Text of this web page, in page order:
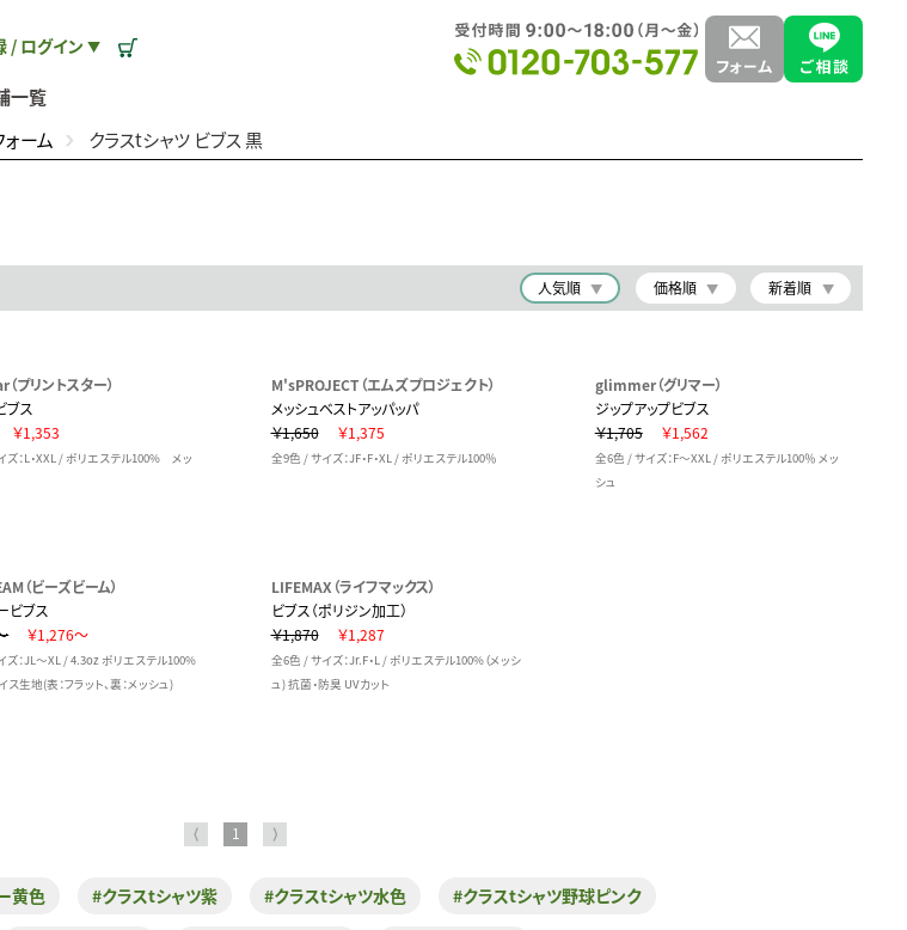
/ ログイン ▼
一覧
ーム クラスtシャツ ビブス 黒
人気順 価格順 新着順
プリントスター）
ブス
￥1,353
ズ：L・XXL / ポリエステル100% メッ
M'sPROJECT（エムズプロジェクト）
メッシュベストアッパッパ
￥1,650
￥1,375
全9色 / サイズ：JF・F・XL / ポリエステル100％
glimmer（グリマー）
ジップアップビブス
￥1,705
￥1,562
全6色 / サイズ：F～XXL / ポリエステル100％ メッ
シュ
（ビーズビーム）
ビブス
￥1,276～
ズ：JL～XL / 4.3oz ポリエステル100%
ス生地(表：フラット、裏：メッシュ)
LIFEMAX（ライフマックス）
ビブス（ポリジン加工）
￥1,870
￥1,287
全6色 / サイズ：Jr.F・L / ポリエステル100%（メッシ
ュ) 抗菌・防臭 UVカット
⟨ 1 ⟩
黄色 #クラスtシャツ紫 #クラスtシャツ水色 #クラスtシャツ野球ピンク